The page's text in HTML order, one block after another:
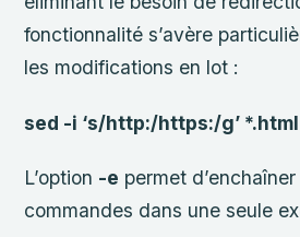
fonctionnalité s’avère
les modifications en lot :
sed -i ‘s/http:/https:/g’ *.html
L’option -e permet
commandes dans une seule